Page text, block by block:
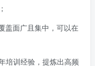
盖面广且集中，可以在
培训经验，提炼出高频